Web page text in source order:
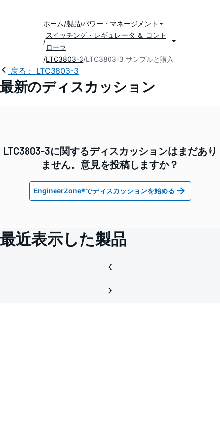
ホーム 製品 パワー・マネージメント
スイッチング・レギュレータ ＆ コント
ローラ
LTC3803-3 LTC3803-3 サンプルと購入
戻る： LTC3803-3
最新のディスカッション
LTC3803-3に関するディスカッションはまだあり
ません。意見を投稿しますか？
EngineerZone®でディスカッションを始める
最近表示した製品